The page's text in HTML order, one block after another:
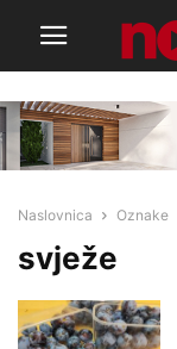
Naslovnica Oznake
svježe